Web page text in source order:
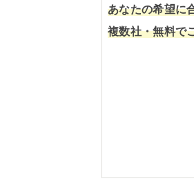
あなたの希望に
複数社・無料で